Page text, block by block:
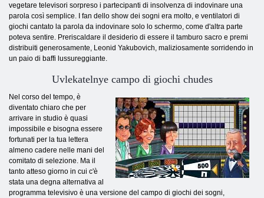
vegetare televisori sorpreso i partecipanti di insolvenza di indovinare una
parola così semplice. I fan dello show dei sogni era molto, e ventilatori di
giochi cantato la parola da indovinare solo lo schermo, come d'altra parte
poteva sentire. Preriscaldare il desiderio di essere il tamburo sacro e premi
distribuiti generosamente, Leonid Yakubovich, maliziosamente sorridendo in
un paio di baffi lussureggiante.
Uvlekatelnye campo di giochi chudes
Nel corso del tempo, è
diventato chiaro che per
arrivare in studio è quasi
impossibile e bisogna essere
fortunati per la tua lettera
almeno cadere nelle mani del
comitato di selezione. Ma il
tanto atteso giorno in cui c'è
stata una degna alternativa al
programma televisivo è una versione del campo di giochi dei sogni,